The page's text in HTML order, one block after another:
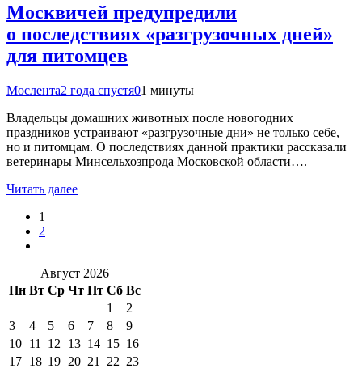
Москвичей предупредили
о последствиях «разгрузочных дней»
для питомцев
Мослента2 года спустя01 минуты
Владельцы домашних животных после новогодних
праздников устраивают «разгрузочные дни» не только себе,
но и питомцам. О последствиях данной практики рассказали
ветеринары Минсельхозпрода Московской области….
Читать далее
1
2
Август 2026
Пн Вт Ср Чт Пт Сб Вс
1
2
3
4 5 6 7 8
9
10 11 12 13 14 15 16
17 18 19 20 21 22 23